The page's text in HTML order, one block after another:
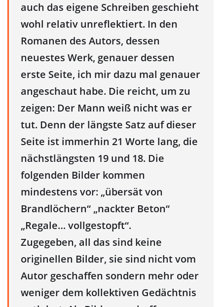
auch das eigene Schreiben geschieht
wohl relativ unreflektiert. In den
Romanen des Autors, dessen
neuestes Werk, genauer dessen
erste Seite, ich mir dazu mal genauer
angeschaut habe. Die reicht, um zu
zeigen: Der Mann weiß nicht was er
tut. Denn der längste Satz auf dieser
Seite ist immerhin 21 Worte lang, die
nächstlängsten 19 und 18. Die
folgenden Bilder kommen
mindestens vor: „übersät von
Brandlöchern“ „nackter Beton“
„Regale… vollgestopft“.
Zugegeben, all das sind keine
originellen Bilder, sie sind nicht vom
Autor geschaffen sondern mehr oder
weniger dem kollektiven Gedächtnis